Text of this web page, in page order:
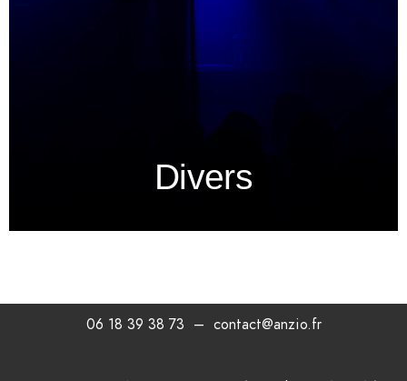
Divers
06 18 39 38 73 – contact@anzio.fr